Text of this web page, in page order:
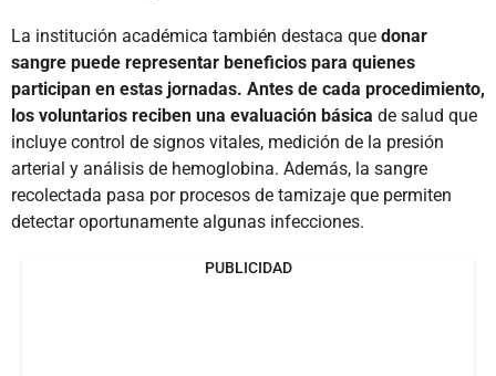
La institución académica también destaca que donar
sangre puede representar beneficios para quienes
participan en estas jornadas. Antes de cada procedimiento,
los voluntarios reciben una evaluación básica de salud que
incluye control de signos vitales, medición de la presión
arterial y análisis de hemoglobina. Además, la sangre
recolectada pasa por procesos de tamizaje que permiten
detectar oportunamente algunas infecciones.
PUBLICIDAD